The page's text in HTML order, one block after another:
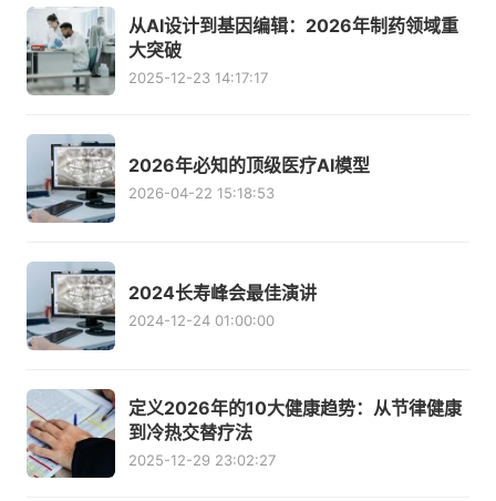
从AI设计到基因编辑：2026年制药领域重
大突破
2025-12-23 14:17:17
2026年必知的顶级医疗AI模型
2026-04-22 15:18:53
2024长寿峰会最佳演讲
2024-12-24 01:00:00
定义2026年的10大健康趋势：从节律健康
到冷热交替疗法
2025-12-29 23:02:27